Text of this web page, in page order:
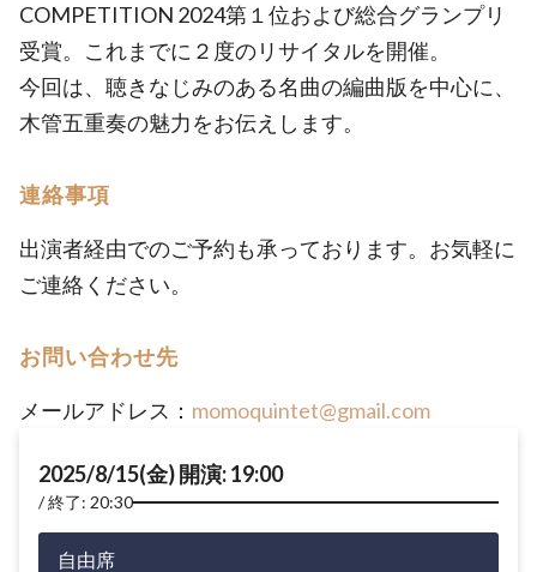
COMPETITION 2024第１位および総合グランプリ
受賞。これまでに２度のリサイタルを開催。
今回は、聴きなじみのある名曲の編曲版を中心に、
木管五重奏の魅力をお伝えします。
連絡事項
出演者経由でのご予約も承っております。お気軽に
ご連絡ください。
お問い合わせ先
メールアドレス： momoquintet@gmail.com
2025/8/15(金) 開演: 19:00
終了: 20:30
自由席